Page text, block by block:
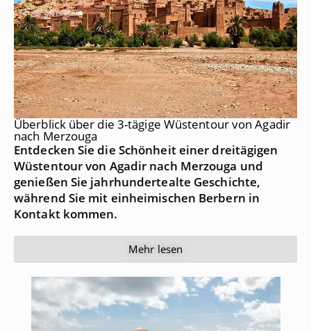
Überblick über die 3-tägige Wüstentour von Agadir
nach Merzouga
Entdecken Sie die Schönheit einer dreitägigen
Wüstentour von Agadir nach Merzouga und
genießen Sie jahrhundertealte Geschichte,
während Sie mit einheimischen Berbern in
Kontakt kommen.
Mehr lesen